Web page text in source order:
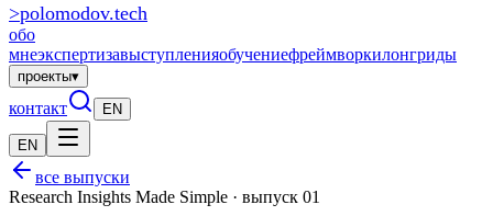
>polomodov.tech
обо
мнеэкспертизавыступленияобучениефреймворкилонгриды
проекты▾
контакт EN
EN
все выпуски
Research Insights Made Simple · выпуск 01